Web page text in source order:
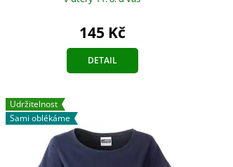
145 Kč
DETAIL
Udržitelnost
Sami oblékáme